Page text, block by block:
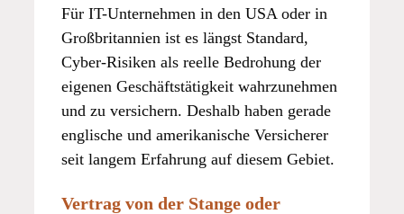
Für IT-Unternehmen in den USA oder in
Großbritannien ist es längst Standard,
Cyber-Risiken als reelle Bedrohung der
eigenen Geschäftstätigkeit wahrzunehmen
und zu versichern. Deshalb haben gerade
englische und amerikanische Versicherer
seit langem Erfahrung auf diesem Gebiet.
Vertrag von der Stange oder